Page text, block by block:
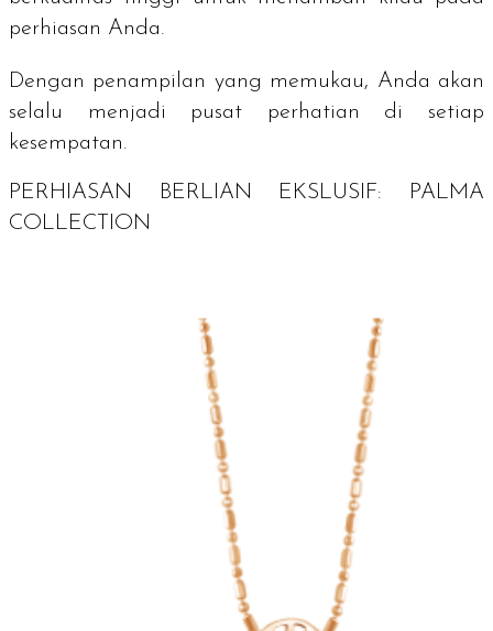
perhiasan Anda.
Dengan penampilan yang memukau, Anda akan
selalu menjadi pusat perhatian di setiap
kesempatan.
PERHIASAN BERLIAN EKSLUSIF: PALMA
COLLECTION